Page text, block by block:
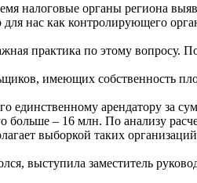
налоговые органы региона
нас как контролирующего
практика по этому вопросу.
имеющих собственность
арендатору за
– 16 млн. По анализу
выборкой таких
выступила заместитель